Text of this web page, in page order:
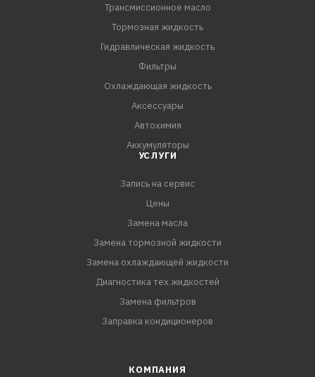
маслом и специально разрабатывалось для
современных 6-ступенчатых АКПП серии HP
производства ZF 6HP19, 6HP21, 6HP26, 6HP28, 6HP32,
6HP34, а также для 5-ступенчатых автоматических
АКПП ZF 4- и 5-ступенчатых АКПП, за исключением
6HP26A61 с мотором AUDI W
Трансмиссионное масло
Тормозная жидкость
Гидравлическая жидкость
Фильтры
Охлаждающая жидкость
Аксессуары
Автохимия
Аккумуляторы
УСЛУГИ
Запись на сервис
Цены
Замена масла
Замена тормозной жидкости
Замена охлаждающей жидкости
Диагностика тех.жидкостей
Замена фильтров
Заправка кондиционеров
КОМПАНИЯ